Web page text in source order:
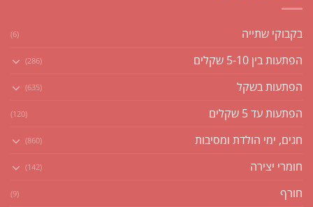
בקבוקי שתייה (6)
הפתעות בין 5-10 שקלים (286)
הפתעות בשקל (635)
הפתעות עד 5 שקלים (120)
חגים, ימי הולדת ומסיבות (860)
חומרי יצירה (142)
חורף (9)